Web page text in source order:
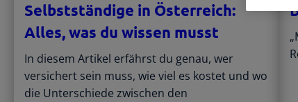
Selbstständige in Österreich:
Alles, was du wissen musst
In diesem Artikel erfährst du genau, wer
versichert sein muss, wie viel es kostet und wo
die Unterschiede zwischen den